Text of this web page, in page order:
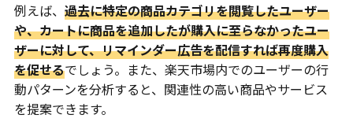
例えば、過去に特定の商品カテゴリを閲覧したユーザー
や、カートに商品を追加したが購入に至らなかったユー
ザーに対して、リマインダー広告を配信すれば再度購入
を促せるでしょう。また、楽天市場内でのユーザーの行
動パターンを分析すると、関連性の高い商品やサービス
を提案できます。